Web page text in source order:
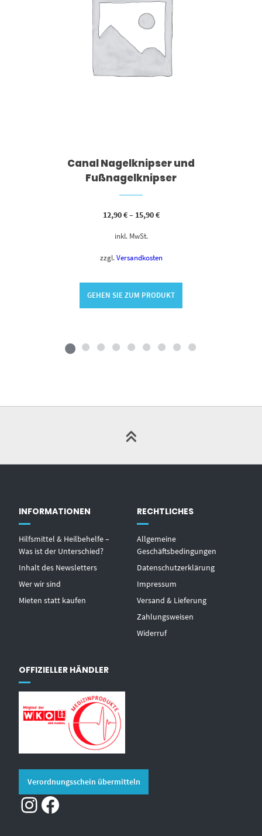
Canal Nagelknipser und
Fußnagelknipser
12,90€– 15,90€
inkl. MwSt.
zzgl. Versandkosten
GEHEN SIE ZUM PRODUKT
INFORMATIONEN
Hilfsmittel & Heilbehelfe –
Was ist der Unterschied?
Inhalt des Newsletters
Wer wir sind
Mieten statt kaufen
RECHTLICHES
Allgemeine
Geschäftsbedingungen
Datenschutzerklärung
Impressum
Versand & Lieferung
Zahlungsweisen
Widerruf
OFFIZIELLER HÄNDLER
Verordnungsschein übermitteln
Instagram Facebook